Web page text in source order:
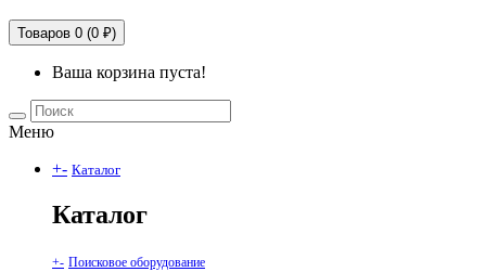
Товаров 0 (0 ₽)
Ваша корзина пуста!
Меню
+- Каталог
Каталог
+- Поисковое оборудование